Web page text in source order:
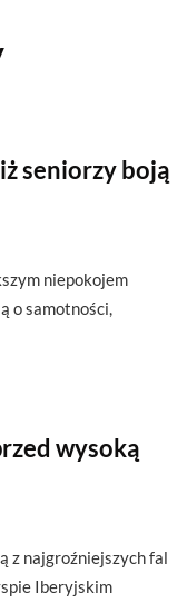
seniorzy boją
niepokojem
o samotności,
wysoką
z najgroźniejszych fal
Iberyjskim